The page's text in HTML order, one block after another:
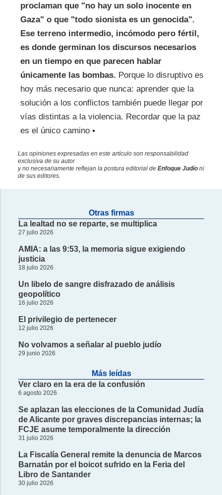
proclaman que "no hay un solo inocente en
Gaza" o que "todo sionista es un genocida".
Ese terreno intermedio, incómodo pero fértil,
es donde germinan los discursos necesarios
en un tiempo en que parecen hablar
únicamente las bombas. Porque lo disruptivo es
hoy más necesario que nunca: aprender que la
solución a los conflictos también puede llegar por
vías distintas a la violencia. Recordar que la paz
es el único camino ▪
Las opiniones expresadas en este artículo son responsabilidad
exclusiva de su autor
y no necesariamente reflejan la postura editorial de Enfoque Judíoni
de sus editores.
Otras firmas
La lealtad no se reparte, se multiplica
27 julio 2026
AMIA: a las 9:53, la memoria sigue exigiendo
justicia
18 julio 2026
Un libelo de sangre disfrazado de análisis
geopolítico
16 julio 2026
El privilegio de pertenecer
12 julio 2026
No volvamos a señalar al pueblo judío
29 junio 2026
Más leídas
Ver claro en la era de la confusión
6 agosto 2026
Se aplazan las elecciones de la Comunidad Judía
de Alicante por graves discrepancias internas; la
FCJE asume temporalmente la dirección
31 julio 2026
La Fiscalía General remite la denuncia de Marcos
Barnatán por el boicot sufrido en la Feria del
Libro de Santander
30 julio 2026